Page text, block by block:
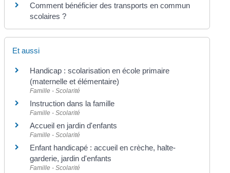
Comment bénéficier des transports en commun
scolaires ?
Et aussi
Handicap : scolarisation en école primaire
(maternelle et élémentaire)
Famille - Scolarité
Instruction dans la famille
Famille - Scolarité
Accueil en jardin d'enfants
Famille - Scolarité
Enfant handicapé : accueil en crèche, halte-
garderie, jardin d'enfants
Famille - Scolarité